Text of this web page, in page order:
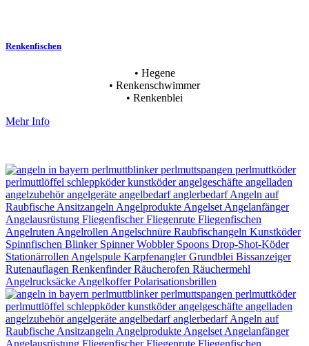
Renkenfischen
• Hegene
• Renkenschwimmer
• Renkenblei
Mehr Info